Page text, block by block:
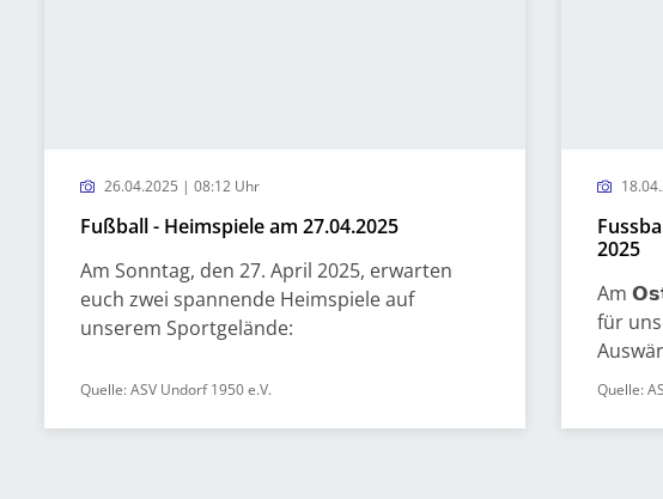
26.04.2025 | 08:12 Uhr
Fußball - Heimspiele am 27.04.2025
Am Sonntag, den 27. April 2025, erwarten
euch zwei spannende Heimspiele auf
unserem Sportgelände:
Quelle: ASV Undorf 1950 e.V.
2025
Am
für
Quelle: